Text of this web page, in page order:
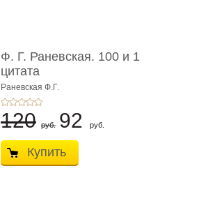
Ф. Г. Раневская. 100 и 1
цитата
Раневская Ф.Г.
120 руб. 92 руб.
Купить